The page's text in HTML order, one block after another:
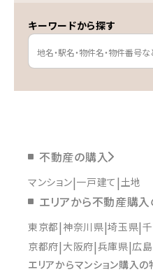
キーワードから探す
不動産の購入
マンション 一戸建て 土地
エリアから不動産購
東京都 神奈川県 埼玉県
京都府 大阪府 兵庫県 広
エリアからマンション購入